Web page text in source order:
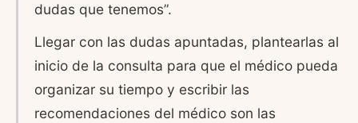
dudas que tenemos”.
Llegar con las dudas apuntadas, plantearlas al
inicio de la consulta para que el médico pueda
organizar su tiempo y escribir las
recomendaciones del médico son las